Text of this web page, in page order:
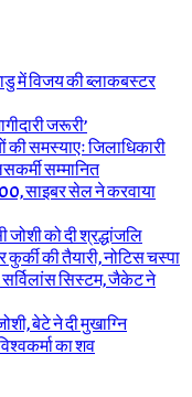
में विजय की ब्लाकबस्टर
जरूरी’
की समस्याएः जिलाधिकारी
सम्मानित
साइबर सेल ने करवाया
जोशी को दी श्रद्धांजलि
की तैयारी, नोटिस चस्पा
सर्विलांस सिस्टम, जैकेट ने
बेटे ने दी मुखाग्नि
का शव